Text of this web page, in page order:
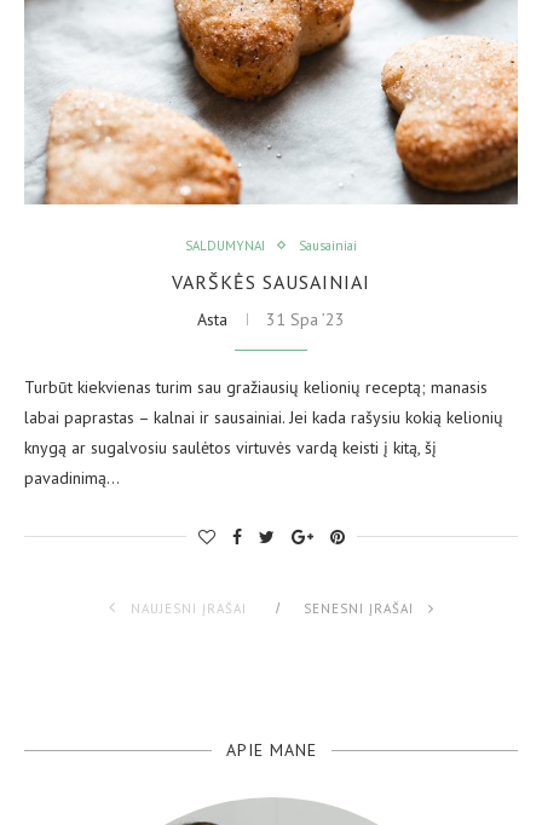
SALDUMYNAI Sausainiai
VARŠKĖS SAUSAINIAI
Asta 31 Spa ’23
Turbūt kiekvienas turim sau gražiausių kelionių receptą; manasis
labai paprastas – kalnai ir sausainiai. Jei kada rašysiu kokią kelionių
knygą ar sugalvosiu saulėtos virtuvės vardą keisti į kitą, šį
pavadinimą…
NAUJESNI ĮRAŠAI SENESNI ĮRAŠAI
APIE MANE